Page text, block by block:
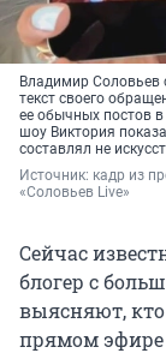
Владимир Соловьев
текст своего
ее обычных постов
шоу Виктория
составлял не
Источник: кадр из
«Соловьев Live»
Сейчас
блогер с
выясняют, кто
прямом эфире